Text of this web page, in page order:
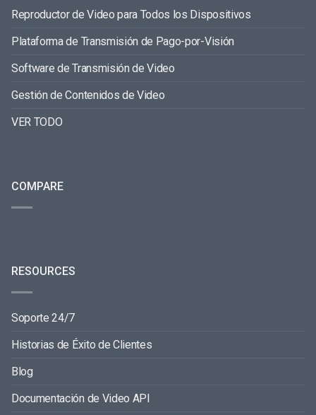
Reproductor de Video para Todos los Dispositivos
Plataforma de Transmisión de Pago-por-Visión
Software de Transmisión de Video
Gestión de Contenidos de Video
VER TODO
COMPARE
RESOURCES
Soporte 24/7
Historias de Éxito de Clientes
Blog
Documentación de Video API